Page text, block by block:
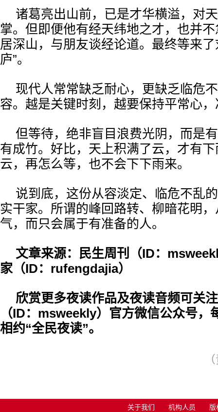
诸葛亮出山前，已是才华横溢，对
掌。但即便他有经天纬地之才，也并
居深山，与朋友谈经论道。最终等来了
庐”。
现代人常常缺乏耐心，更缺乏临危
容。越是关键时刻，越要保持平常心
但等待，绝非盲目浪费光阴，而是
有成竹。好比，天上积满了云，才有
云，再怎么等，也不会下下雨来。
说到底，这份从容淡定、临危不乱
实干家。所谓的峰回路转、柳暗花明
气，而只会属于有准备的人。
文章来源：民生周刊（ID：
家（ID：rufengdajia）
欣赏更多夜读作品及夜读音频可关
（ID：msweekly）官方微信公众号，
相约“全民夜读”。
关于我们 机构人员 版